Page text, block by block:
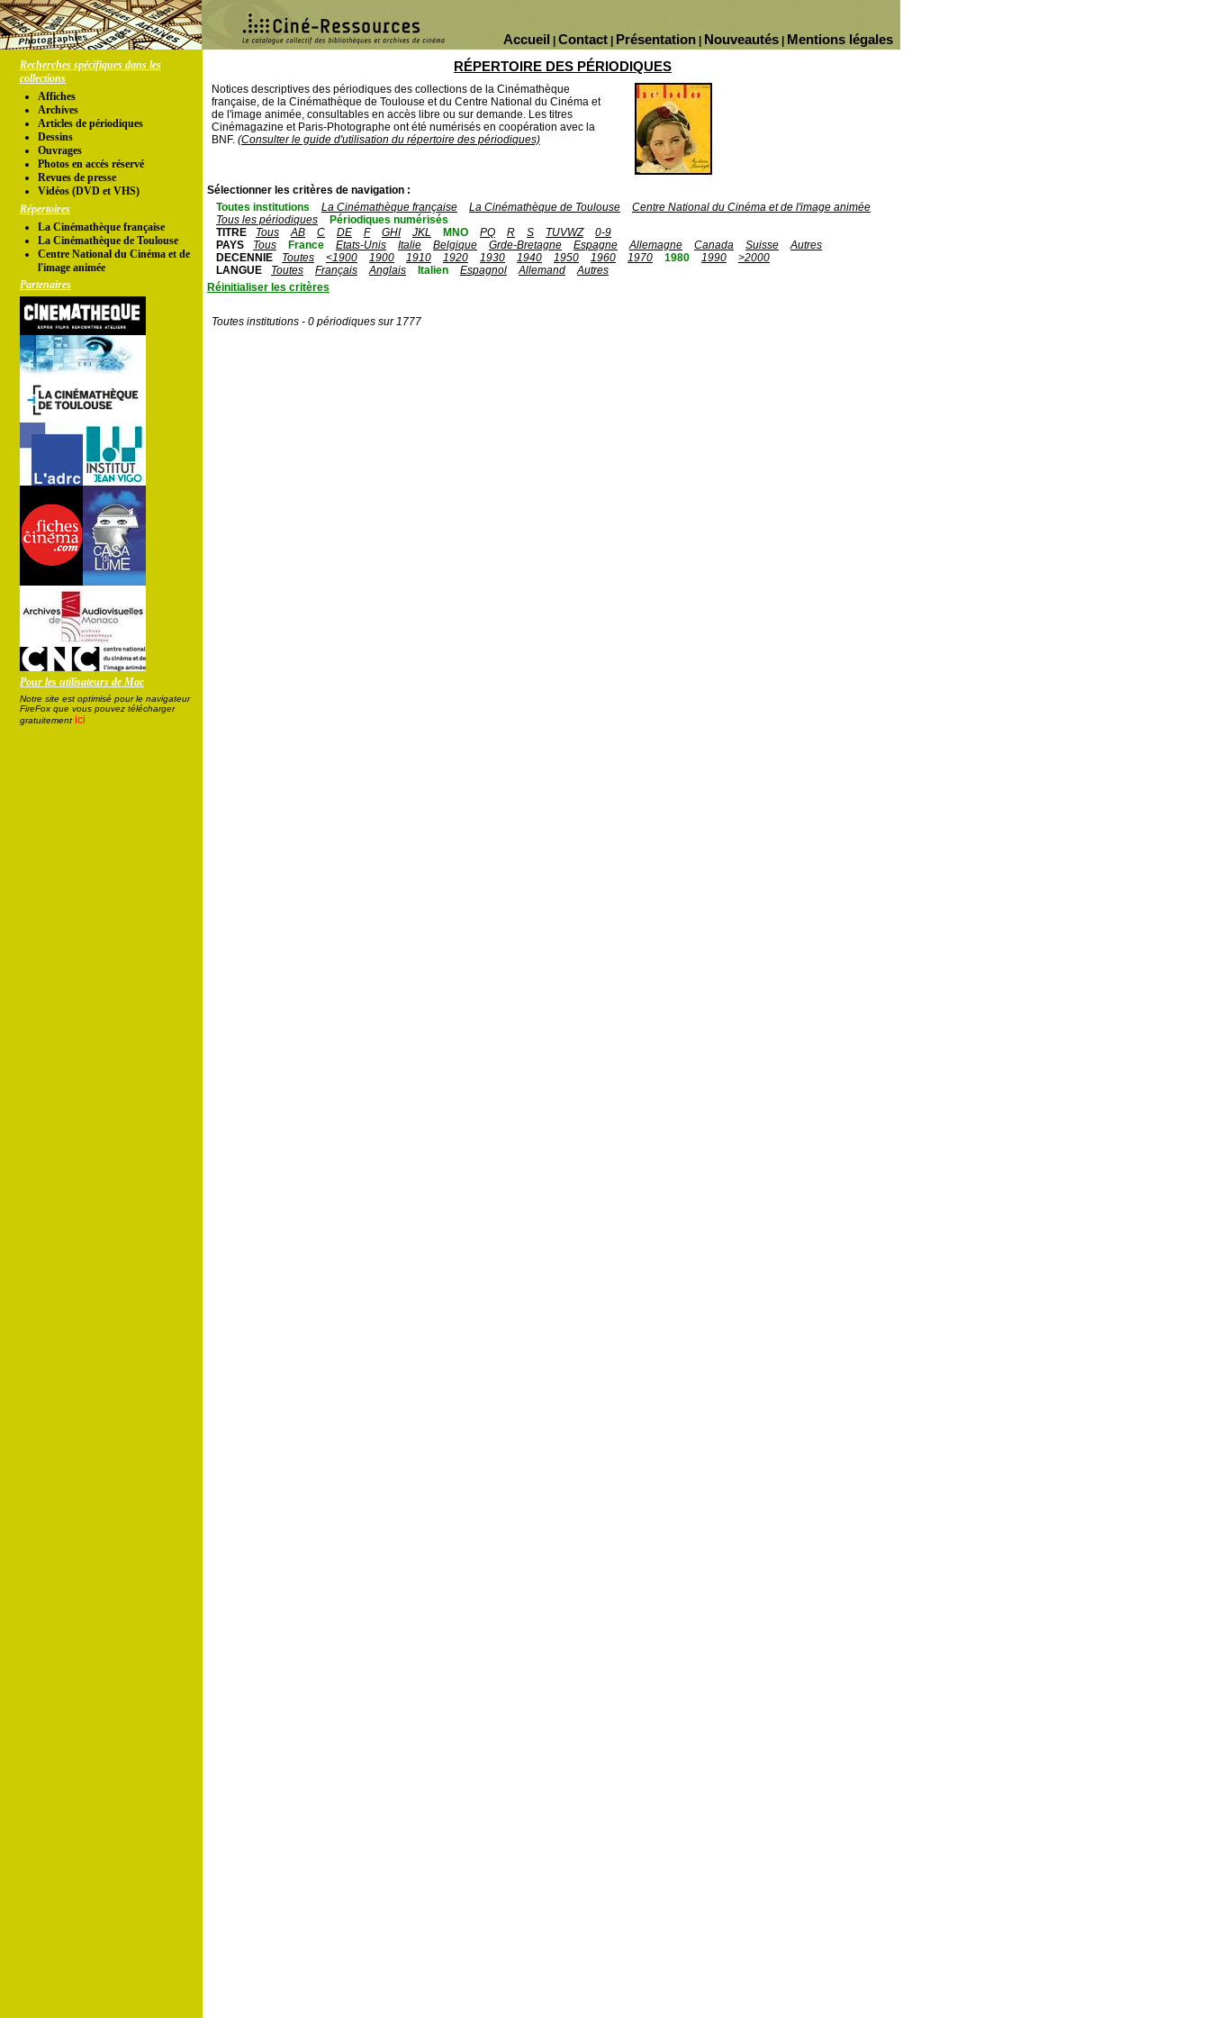
Mentions légales
Nouveautés
Présentation
Contact
Accueil
Recherches spécifiques dans les
collections
Affiches
Archives
Articles de périodiques
Dessins
Ouvrages
Photos en accés réservé
Revues de presse
Vidéos (DVD et VHS)
Répertoires
La Cinémathèque française
La Cinémathèque de Toulouse
Centre National du Cinéma et de
l'image animée
Partenaires
Pour les utilisateurs de Mac
Notre site est optimisé pour le navigateur
FireFox que vous pouvez télécharger
gratuitement ici
RÉPERTOIRE DES PÉRIODIQUES
Notices descriptives des périodiques des collections de la Cinémathèque
française, de la Cinémathèque de Toulouse et du Centre National du Cinéma et
de l'image animée, consultables en accès libre ou sur demande. Les titres
Cinémagazine et Paris-Photographe ont été numérisés en coopération avec la
BNF. (Consulter le guide d'utilisation du répertoire des périodiques)
Sélectionner les critères de navigation :
Toutes institutions
La Cinémathèque française La Cinémathèque de Toulouse
Centre National du Cinéma et de l'image animée
Tous les périodiques
Périodiques numérisés
TITRE
Tous AB C DE F GHI JKL MNO PQ R S TUVWZ
0-9
PAYS
Tous France Etats-Unis Italie Belgique Grde-Bretagne Espagne Allemagne Canada Suisse
Autres
DECENNIE
Toutes <1900 1900 1910 1920 1930 1940 1950 1960 1970 1980 1990
>2000
LANGUE
Toutes Français Anglais Italien Espagnol Allemand
Autres
Réinitialiser les critères
Toutes institutions - 0 périodiques sur 1777